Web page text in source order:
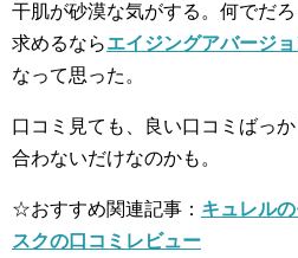
干肌が砂漠な気がする。何でだ
求めるならエイジングアバージ
なって思った。
口コミ見ても、良い口コミばっ
合わないだけなのかも。
☆おすすめ関連記事： キュレル
スクの口コミレビュー